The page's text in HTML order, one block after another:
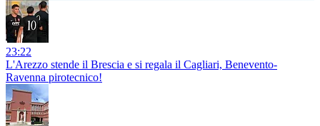
23:22
L'Arezzo stende il Brescia e si regala il Cagliari, Benevento-
Ravenna pirotecnico!